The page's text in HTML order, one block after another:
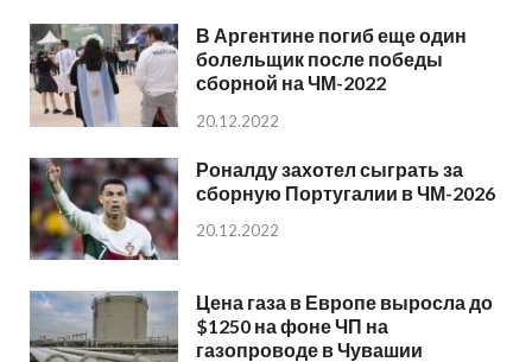
В Аргентине погиб еще один
болельщик после победы
сборной на ЧМ-2022
20.12.2022
Роналду захотел сыграть за
сборную Португалии в ЧМ-2026
20.12.2022
Цена газа в Европе выросла до
$1250 на фоне ЧП на
газопроводе в Чувашии